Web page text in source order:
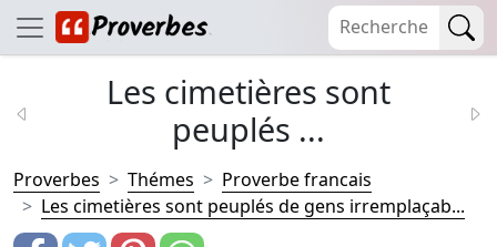
Les cimetières sont
peuplés ...
Proverbes Thémes
Proverbe francais
Les cimetières sont peuplés de gens irremplaçab...